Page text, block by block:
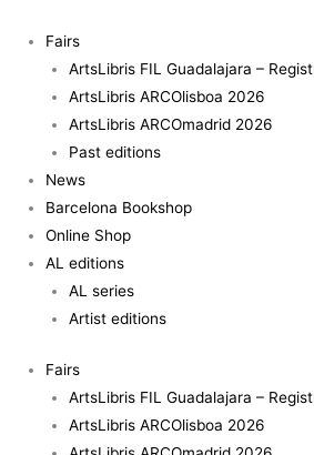
content
Fairs
ArtsLibris FIL Guadalajara –
ArtsLibris ARCOlisboa 2026
ArtsLibris ARCOmadrid 2026
Past editions
News
Barcelona Bookshop
Online Shop
AL editions
AL series
Artist editions
Fairs
ArtsLibris FIL Guadalajara –
ArtsLibris ARCOlisboa 2026